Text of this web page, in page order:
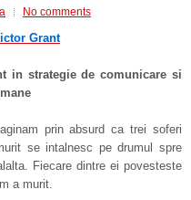
No comments
Grant
in strategie de comunicare si
prin absurd ca trei soferi
se intalnesc pe drumul spre
Fiecare dintre ei povesteste
a murit.